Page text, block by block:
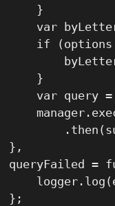
    }
var
if
    }
var query
},
queryFailed =
};